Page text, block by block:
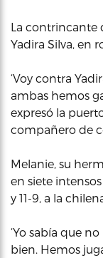
La contrincante
Yadira Silva, en
‘Voy contra
ambas hemos
expresó la
compañero de
Melanie, su
en siete intensos
y 11-9, a la
‘Yo sabía que
bien. Hemos